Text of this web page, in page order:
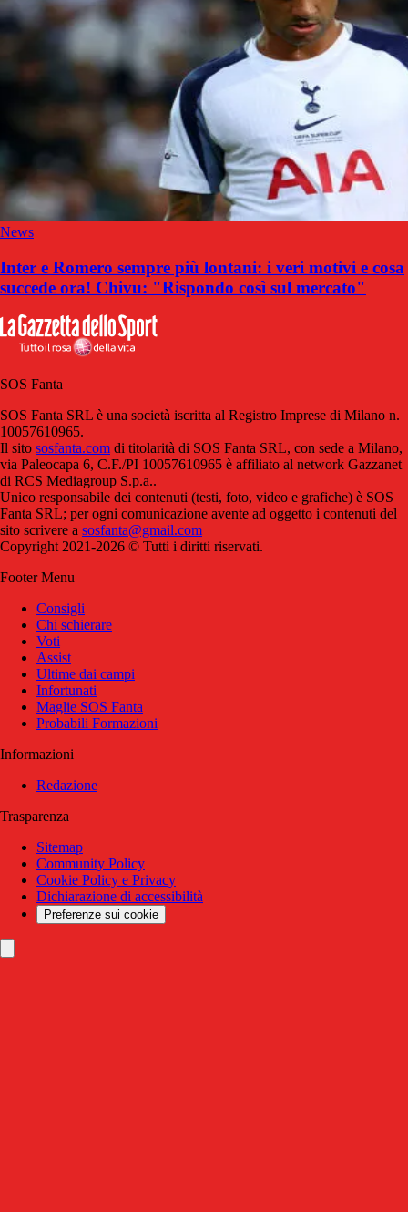
News
Inter e Romero sempre più lontani: i veri motivi e cosa
succede ora! Chivu: "Rispondo così sul mercato"
SOS Fanta
SOS Fanta SRL è una società iscritta al Registro Imprese di Milano n.
10057610965.
Il sito sosfanta.com di titolarità di SOS Fanta SRL, con sede a Milano,
via Paleocapa 6, C.F./PI 10057610965 è affiliato al network Gazzanet
di RCS Mediagroup S.p.a..
Unico responsabile dei contenuti (testi, foto, video e grafiche) è SOS
Fanta SRL; per ogni comunicazione avente ad oggetto i contenuti del
sito scrivere a sosfanta@gmail.com
Copyright 2021-2026 © Tutti i diritti riservati.
Footer Menu
Consigli
Chi schierare
Voti
Assist
Ultime dai campi
Infortunati
Maglie SOS Fanta
Probabili Formazioni
Informazioni
Redazione
Trasparenza
Sitemap
Community Policy
Cookie Policy e Privacy
Dichiarazione di accessibilità
Preferenze sui cookie